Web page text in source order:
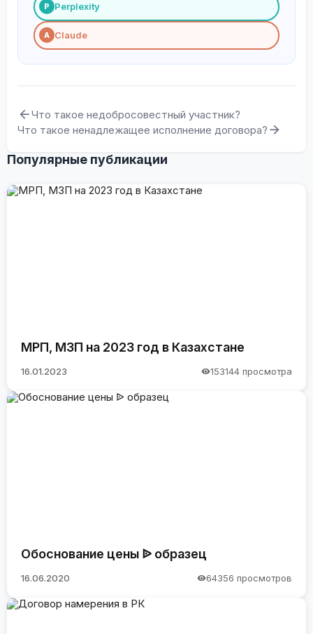
P Perplexity
A Claude
Что такое недобросовестный участник?
Что такое ненадлежащее исполнение договора?
Популярные публикации
МРП, МЗП на 2023 год в Казахстане
16.01.2023 153144 просмотра
Обоснование цены ᐉ образец
16.06.2020 64356 просмотров